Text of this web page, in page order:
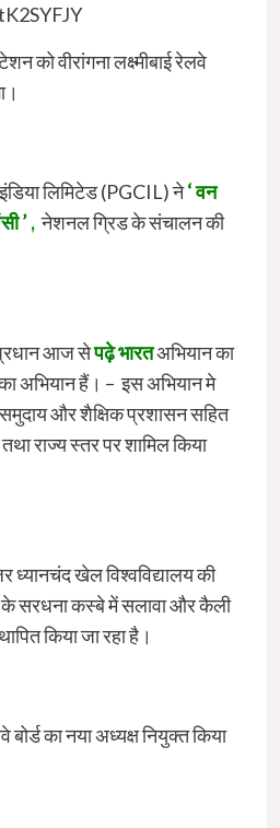
को वीरांगना लक्ष्मीबाई रेलवे
लिमिटेड (PGCIL) ने‘ वन
’ , नेशनल ग्रिड के संचालन की
प्रधान आज सेपढ़े भारतअभियान का
अभियान हैं। – इस अभियान मे
समुदाय और शैक्षिक प्रशासन सहित
राज्‍य स्‍तर पर शामिल किया
ध्‍यानचंद खेल विश्‍वविद्यालय की
सरधना कस्‍बे में सलावा और कैली
किया जा रहा है।
बोर्ड का नया अध्‍यक्ष नियुक्‍त किया